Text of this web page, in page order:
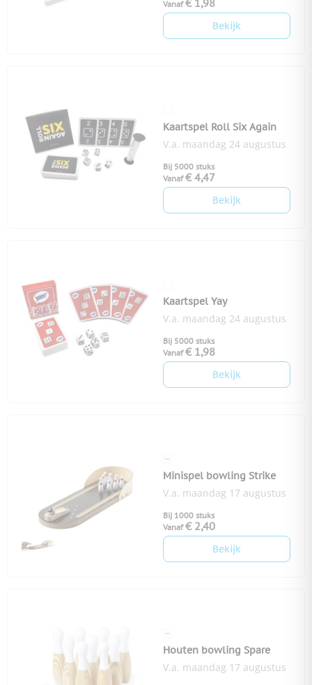
Vanaf € 1,98
Bekijk
Kaartspel Roll Six Again
V.a. maandag 24 augustus
Bij 5000 stuks
Vanaf € 4,47
Bekijk
Kaartspel Yay
V.a. maandag 24 augustus
Bij 5000 stuks
Vanaf € 1,98
Bekijk
Minispel bowling Strike
V.a. maandag 17 augustus
Bij 1000 stuks
Vanaf € 2,40
Bekijk
Houten bowling Spare
V.a. maandag 17 augustus